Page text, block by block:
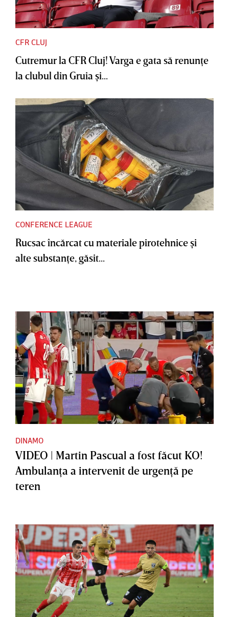
CFR CLUJ
Cutremur la CFR Cluj! Varga e gata să renunţe
la clubul din Gruia şi...
CONFERENCE LEAGUE
Rucsac încărcat cu materiale pirotehnice şi
alte substanţe, găsit...
DINAMO
VIDEO | Martin Pascual a fost făcut KO!
Ambulanţa a intervenit de urgenţă pe
teren